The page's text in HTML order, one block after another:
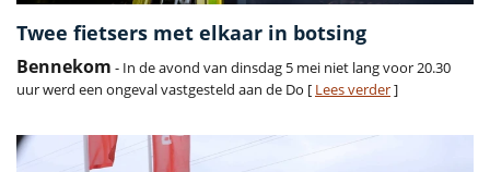
Twee fietsers met elkaar in botsing
Bennekom - In de avond van dinsdag 5 mei niet lang voor 20.30
uur werd een ongeval vastgesteld aan de Do [ Lees verder]